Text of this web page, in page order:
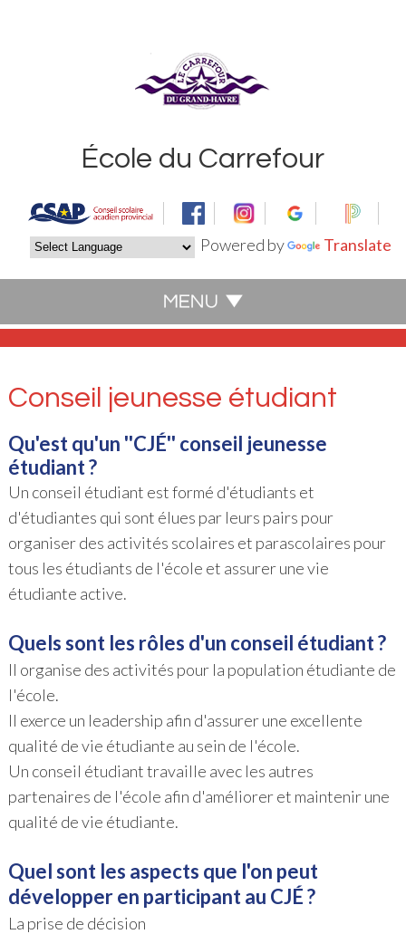
Powered by Translate
École du Carrefour
Conseil jeunesse étudiant
Qu'est qu'un ''CJÉ'' conseil jeunesse
étudiant ?
Un conseil étudiant est formé d'étudiants et
d'étudiantes qui sont élues par leurs pairs pour
organiser des activités scolaires et parascolaires pour
tous les étudiants de l'école et assurer une vie
étudiante active.
Quels sont les rôles d'un conseil étudiant ?
Il organise des activités pour la population étudiante de
l'école.
Il exerce un leadership afin d'assurer une excellente
qualité de vie étudiante au sein de l'école.
Un conseil étudiant travaille avec les autres
partenaires de l'école afin d'améliorer et maintenir une
qualité de vie étudiante.
Quel sont les aspects que l'on peut
développer en participant au CJÉ ?
La prise de décision